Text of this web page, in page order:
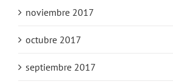
noviembre 2017
octubre 2017
septiembre 2017